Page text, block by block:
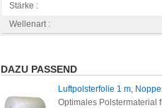
Stärke :
Wellenart :
DAZU PASSEND
Luftpolsterfolie 1 m,
Optimales Polstermaterial